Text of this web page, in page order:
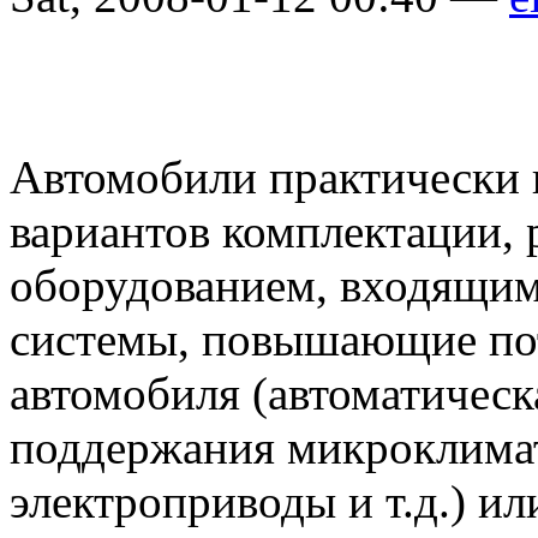
Автомобили практически
вариантов
оборудованием,
системы, повышающие
автомобиля
поддержания
электроприводы и т.д.)